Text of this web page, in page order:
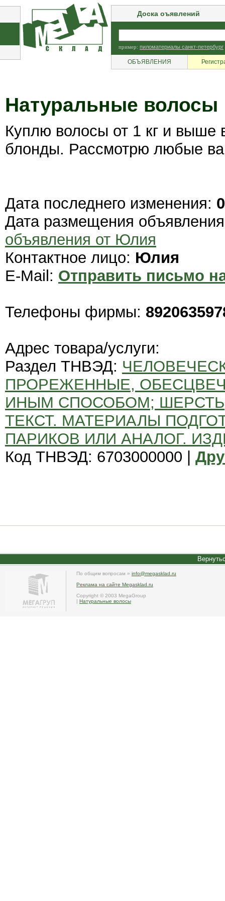
Доска оъявлений
пример: пиломатериалы санкт-петербург
ОБЪЯВЛЕНИЯ
Натуральные волосы
Куплю волосы от 1 кг и выше
блонды. Рассмотрю любые
Дата последнего изменения:
Дата размещения
объявления от Юлия
Контактное лицо: Юлия
E-Mail: Отправить письмо
Телефоны фирмы:
Адрес товара/услуги:
Раздел ТНВЭД:
ПРОРЕЖЕННЫЕ,
ИНЫМ СПОСОБОМ;
ТЕКСТ. МАТЕРИАЛЫ
ПАРИКОВ ИЛИ АНАЛОГ.
Код ТНВЭД: 6703000000 |
По общим вопросам » info@megasklad.ru
Реклама на сайте Megasklad.ru
Copyright © 2003 MegaGroup
| Натуральные волосы